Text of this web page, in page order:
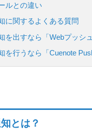
ルとの違い
に関するよくある質問
を出すなら「Webプッシ
を行うなら「Cuenote
とは？